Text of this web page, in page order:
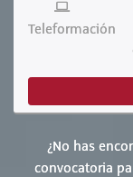
Teleformación
¿No has
convocatoria